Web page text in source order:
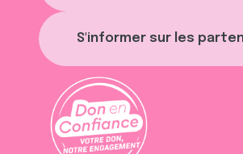
S'informer sur les